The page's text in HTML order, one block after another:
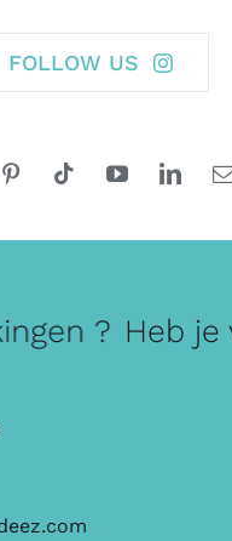
FOLLOW US
? Heb je